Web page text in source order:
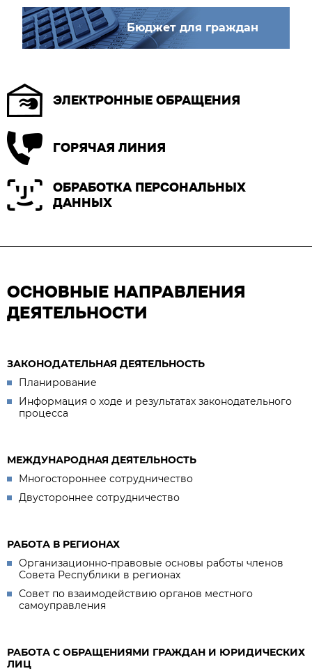
Бюджет для граждан
ЭЛЕКТРОННЫЕ ОБРАЩЕНИЯ
ГОРЯЧАЯ ЛИНИЯ
ОБРАБОТКА ПЕРСОНАЛЬНЫХ
ДАННЫХ
ОСНОВНЫЕ НАПРАВЛЕНИЯ
ДЕЯТЕЛЬНОСТИ
ЗАКОНОДАТЕЛЬНАЯ ДЕЯТЕЛЬНОСТЬ
Планирование
Информация о ходе и результатах законодательного
процесса
МЕЖДУНАРОДНАЯ ДЕЯТЕЛЬНОСТЬ
Многостороннее сотрудничество
Двустороннее сотрудничество
РАБОТА В РЕГИОНАХ
Организационно-правовые основы работы членов
Совета Республики в регионах
Совет по взаимодействию органов местного
самоуправления
РАБОТА С ОБРАЩЕНИЯМИ ГРАЖДАН И ЮРИДИЧЕСКИХ
ЛИЦ